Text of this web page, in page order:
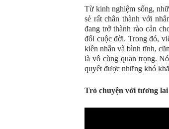
Từ kinh nghiệm sống,
sẻ rất chân thành với
đang trở thành rào cản
đổi cuộc đời. Trong đó,
kiên nhẫn và bình tĩnh,
là vô cùng quan trọng.
quyết được những khó
Trò chuyện với tương